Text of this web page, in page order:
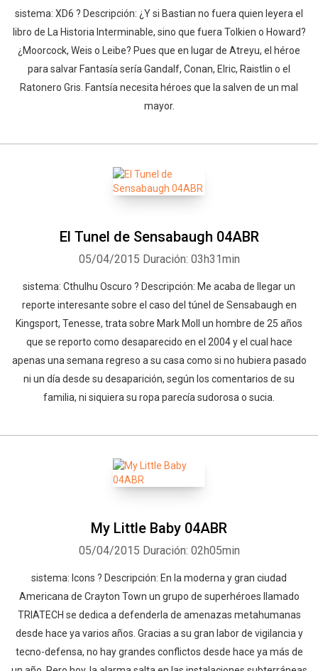
sistema: XD6 ? Descripción: ¿Y si Bastian no fuera quien leyera el
libro de La Historia Interminable, sino que fuera Tolkien o Howard?
¿Moorcock, Weis o Leibe? Pues que en lugar de Atreyu, el héroe
para salvar Fantasía sería Gandalf, Conan, Elric, Raistlin o el
Ratonero Gris. Fantsía necesita héroes que la salven de un mal
mayor.
El Tunel de Sensabaugh 04ABR
05/04/2015 Duración: 03h31min
sistema: Cthulhu Oscuro ? Descripción: Me acaba de llegar un
reporte interesante sobre el caso del túnel de Sensabaugh en
Kingsport, Tenesse, trata sobre Mark Moll un hombre de 25 años
que se reporto como desaparecido en el 2004 y el cual hace
apenas una semana regreso a su casa como si no hubiera pasado
ni un día desde su desaparición, según los comentarios de su
familia, ni siquiera su ropa parecía sudorosa o sucia.
My Little Baby 04ABR
05/04/2015 Duración: 02h05min
sistema: Icons ? Descripción: En la moderna y gran ciudad
Americana de Crayton Town un grupo de superhéroes llamado
TRIATECH se dedica a defenderla de amenazas metahumanas
desde hace ya varios años. Gracias a su gran labor de vigilancia y
tecno-defensa, no hay grandes conflictos desde hace ya más de